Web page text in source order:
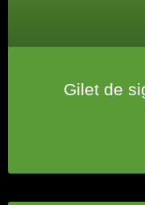
Gilet de